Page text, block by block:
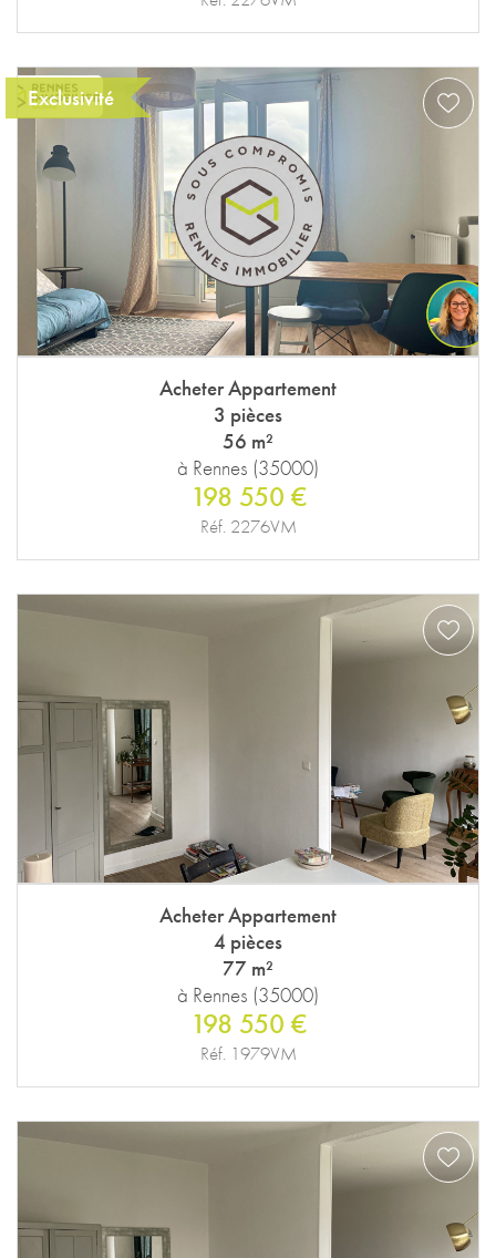
Exclusivité
Acheter Appartement
3 pièces
56 m²
à Rennes (35000)
198 550 €
Réf. 2276VM
Acheter Appartement
4 pièces
77 m²
à Rennes (35000)
198 550 €
Réf. 1979VM